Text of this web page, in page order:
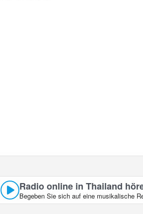
Radio online in Thailand
Begeben Sie sich auf eine musikalische